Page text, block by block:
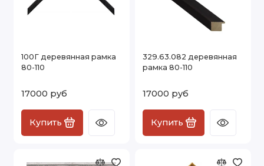
100Г деревянная рамка
80-110
17000 руб
Купить
329.63.082 деревянная
рамка 80-110
17000 руб
Купить